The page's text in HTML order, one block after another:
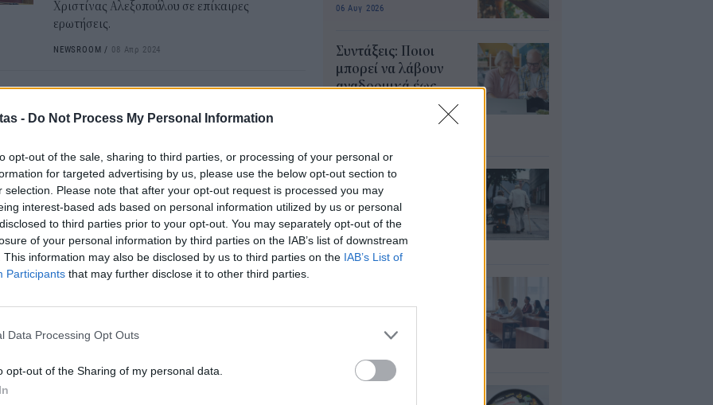
- Do Not Process My Personal Information
opt-out of the sale, sharing to third parties, or processing of your personal or
for targeted advertising by us, please use the below opt-out section to
selection. Please note that after your opt-out request is processed you may
interest-based ads based on personal information utilized by us or personal
to third parties prior to your opt-out. You may separately opt-out of the
of your personal information by third parties on the IAB’s list of downstream
This information may also be disclosed by us to third parties on the IAB’s List of
Participants that may further disclose it to other third parties.
Data Processing Opt Outs
opt-out of the Sharing of my personal data.
Χριστίνας Αλεξοπούλου σε επίκαιρες
ερωτήσεις.
NEWSROOM / 08 Απρ 2024
ΔΙΕΘΝΗ
Japan Airlines: Πρώην
γυναίκα-πρόεδρος της
εταιρείας
Οι ιαπωνικές εταιρίες υφίστανται ολοένα και
μεγαλύτερη πίεση να ενισχύσουν τη
διαφοροποίηση ως προς το φύλο και να
διαχειριστούν το μισθολογικό χάσμα μεταξύ
των φύλων
ΔΙΕΘΝΗ
Στα προ πανδημίας επίπεδα οι
06 Αυγ 2026
Συντάξεις: Ποιοι
μπορεί να λάβουν
αναδρομικά έως
πρέπει να ελέγξουν
e-ΕΦΚΑ: Ποιοι
δικαιούνται
προσαύξηση έως 846
ευρώ στη σύνταξη
04 Αυγ 2026
(5/8) ξεκινούν οι
μόνιμους διορισμούς